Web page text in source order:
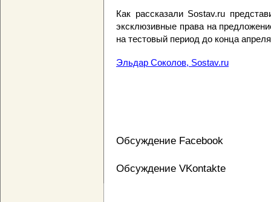
Как рассказали Sostav.ru
эксклюзивные права на
на тестовый период до конца апреля
Эльдар Соколов, Sostav.ru
Обсуждение Facebook
Обсуждение VKontakte